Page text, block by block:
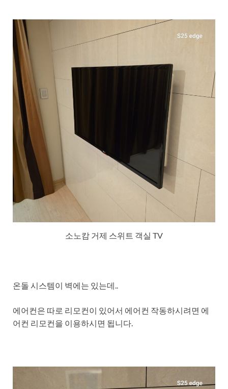
소노캄 거제 스위트 객실 TV
온돌 시스템이 벽에는 있는데..
에어컨은 따로 리모컨이 있어서 에어컨 작동하시려면 에
어컨 리모컨을 이용하시면 됩니다.